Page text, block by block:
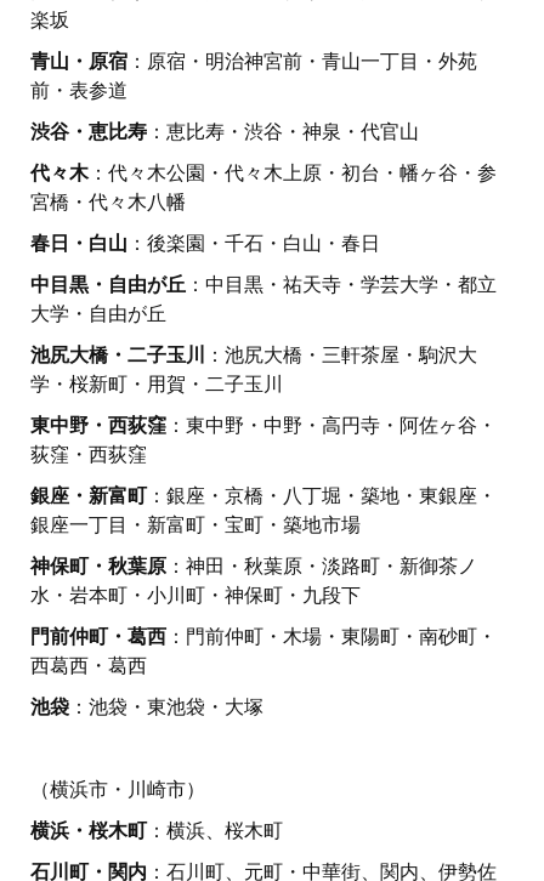
楽坂
青山・原宿 ：原宿・明治神宮前・青山一丁目・外苑
前・表参道
渋谷・恵比寿 ：恵比寿・渋谷・神泉・代官山
代々木：代々木公園・代々木上原・初台・幡ヶ谷・参
宮橋・代々木八幡
春日・白山 ：後楽園・千石・白山・春日
中目黒・自由が丘 ：中目黒・祐天寺・学芸大学・都立
大学・自由が丘
池尻大橋・二子玉川
：池尻大橋・三軒茶屋・駒沢大
学・桜新町・用賀・二子玉川
東中野・西荻窪 ：東中野・中野・高円寺・阿佐ヶ谷・
荻窪・西荻窪
銀座・新富町：銀座・京橋・八丁堀・築地・東銀座・
銀座一丁目・新富町・宝町・築地市場
神保町・秋葉原 ：神田・秋葉原・淡路町・新御茶ノ
水・岩本町・小川町・神保町・九段下
門前仲町・葛西 ：門前仲町・木場・東陽町・南砂町・
西葛西・葛西
池袋 ：池袋・東池袋・大塚
（横浜市・川崎市）
横浜・桜木町：横浜、桜木町
石川町・関内 ：石川町、元町・中華街、関内、伊勢佐